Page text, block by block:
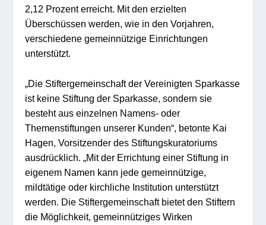
2,12 Prozent erreicht. Mit den erzielten
Überschüssen werden, wie in den Vorjahren,
verschiedene gemeinnützige Einrichtungen
unterstützt.
„Die Stiftergemeinschaft der Vereinigten Sparkasse
ist keine Stiftung der Sparkasse, sondern sie
besteht aus einzelnen Namens- oder
Themenstiftungen unserer Kunden“, betonte Kai
Hagen, Vorsitzender des Stiftungskuratoriums
ausdrücklich. „Mit der Errichtung einer Stiftung in
eigenem Namen kann jede gemeinnützige,
mildtätige oder kirchliche Institution unterstützt
werden. Die Stiftergemeinschaft bietet den Stiftern
die Möglichkeit, gemeinnütziges Wirken